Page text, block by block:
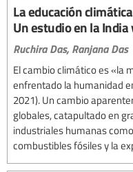
La educación
Un estudio en la
Ruchira Das, Ranjana Das
El cambio climático es «la
enfrentado la humanidad
2021). Un cambio
globales, catapultado en
industriales humanas
combustibles fósiles y la